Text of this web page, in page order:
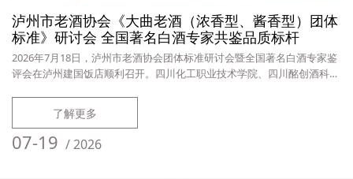
泸州市老酒协会《大曲老酒（浓香型、酱香型）团体
标准》研讨会 全国著名白酒专家共鉴品质标杆
2026年7月18日，泸州市老酒协会团体标准研讨会暨全国著名白酒专家鉴
评会在泸州建国饭店顺利召开。四川化工职业技术学院、四川酩创酒科技
张宿义，彭毅等国家级白酒行业专家齐聚一堂，共同见证泸州市老酒协会
《大曲老酒（浓香型、酱香型）团体标准》发布，并就标准内容及酒样品
质开展专业鉴评。会议由四川酩创酒科技有限公司梁露主持。▲ 泸州市
老酒协会团
了解更多
07-19 /2026